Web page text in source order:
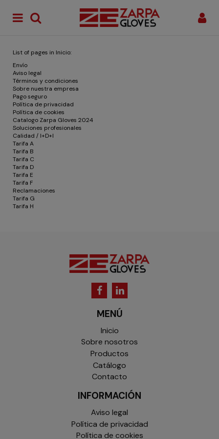
List of pages in Inicio:
Envío
Aviso legal
Términos y condiciones
Sobre nuestra empresa
Pago seguro
Política de privacidad
Política de cookies
Catalogo Zarpa Gloves 2024
Soluciones profesionales
Calidad / I+D+I
Tarifa A
Tarifa B
Tarifa C
Tarifa D
Tarifa E
Tarifa F
Reclamaciones
Tarifa G
Tarifa H
MENÚ
Inicio
Sobre nosotros
Productos
Catálogo
Contacto
INFORMACIÓN
Aviso legal
Política de privacidad
Política de cookies